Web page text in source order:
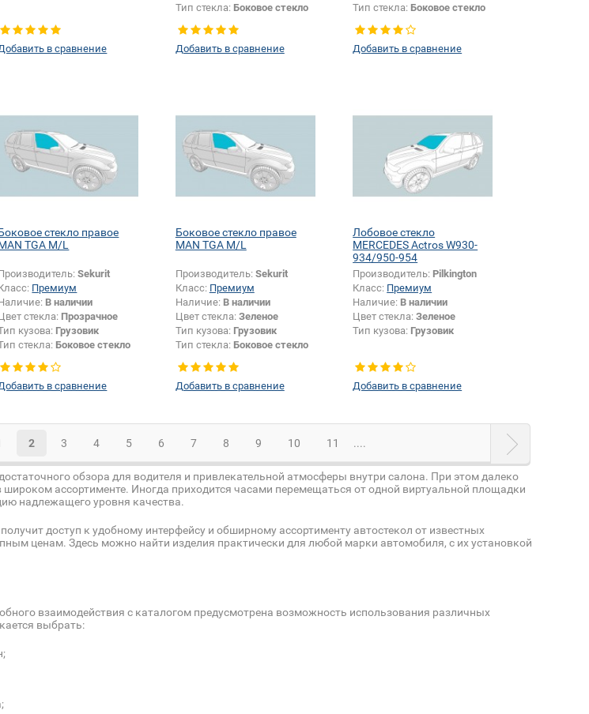
в сравнение
Тип стекла: Боковое стекло
Добавить в сравнение
Тип стекла: Боковое стекло
Добавить в сравнение
стекло правое
TGA M/L
Sekurit
Премиум
В наличии
стекла: Прозрачное
кузова: Грузовик
стекла: Боковое стекло
в сравнение
Боковое стекло правое
MAN TGA M/L
Производитель: Sekurit
Класс: Премиум
Наличие: В наличии
Цвет стекла: Зеленое
Тип кузова: Грузовик
Тип стекла: Боковое стекло
Добавить в сравнение
Лобовое стекло
MERCEDES Actros W930-
934/950-954
Производитель: Pilkington
Класс: Премиум
Наличие: В наличии
Цвет стекла:Зеленое
Тип кузова: Грузовик
Добавить в сравнение
2 3 4 5 6 7 8 9 10 11 ....
обзора для водителя и привлекательной атмосферы внутри салона. При этом далеко
широком ассортименте. Иногда приходится часами перемещаться от одной виртуальной площадки
надлежащего уровня качества.
доступ к удобному интерфейсу и обширному ассортименту автостекол от известных
ценам. Здесь можно найти изделия практически для любой марки автомобиля, с их установкой
взаимодействия с каталогом предусмотрена возможность использования различных
выбрать: